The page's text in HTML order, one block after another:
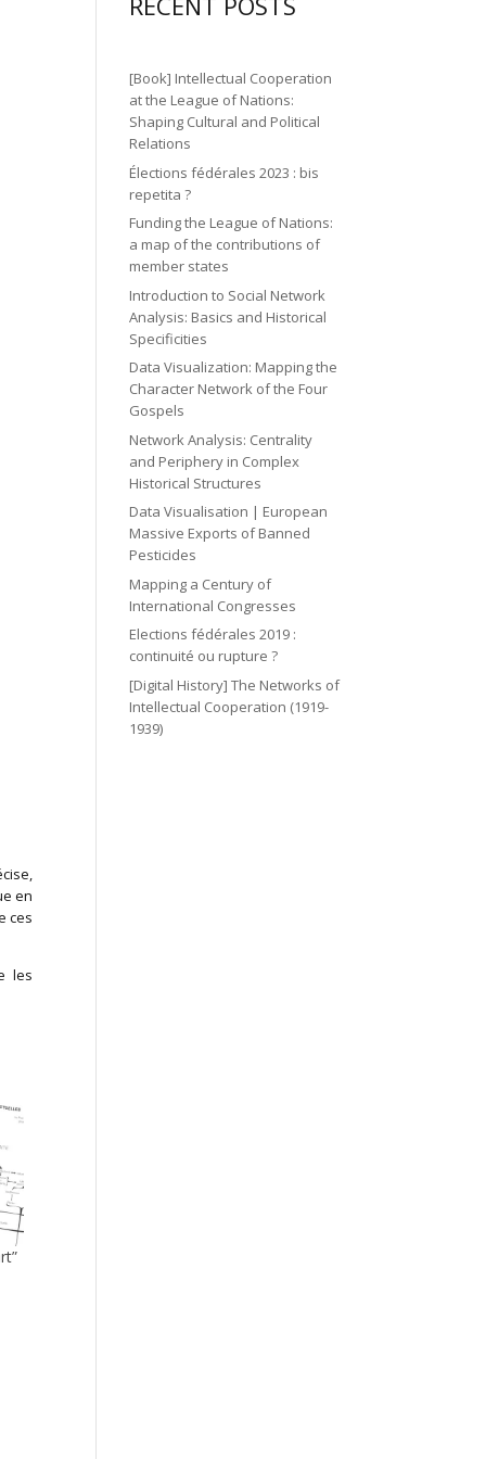
en
ces
les
ic
n
o
n
ic
o
n
m
ic
o
n
n
o
n
[Book] Intellectual Cooperation
at the League of Nations:
Shaping Cultural and Political
Relations
Élections fédérales 2023 : bis
repetita ?
Funding the League of Nations:
a map of the contributions of
member states
Introduction to Social Network
Analysis: Basics and Historical
Specificities
Data Visualization: Mapping the
Character Network of the Four
Gospels
Network Analysis: Centrality
and Periphery in Complex
Historical Structures
Data Visualisation | European
Massive Exports of Banned
Pesticides
Mapping a Century of
International Congresses
Elections fédérales 2019 :
continuité ou rupture ?
[Digital History] The Networks of
Intellectual Cooperation (1919-
1939)